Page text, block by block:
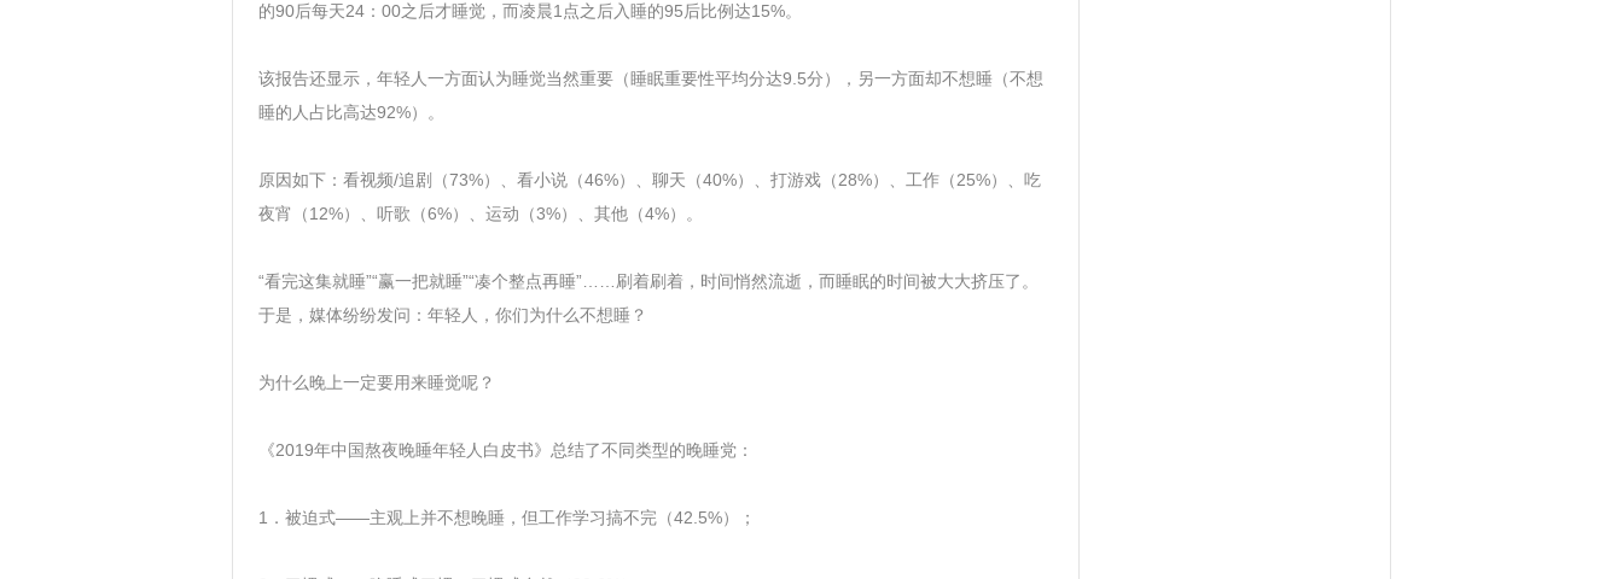
的90后每天24：00之后才睡觉，而凌晨1点之后入睡的95后比例达15%。
该报告还显示，年轻人一方面认为睡觉当然重要（睡眠重要性平均分达9.5分），另一方面却不想睡（不想
睡的人占比高达92%）。
原因如下：看视频/追剧（73%）、看小说（46%）、聊天（40%）、打游戏（28%）、工作（25%）、吃
夜宵（12%）、听歌（6%）、运动（3%）、其他（4%）。
“看完这集就睡”“赢一把就睡”“凑个整点再睡”……刷着刷着，时间悄然流逝，而睡眠的时间被大大挤压了。
于是，媒体纷纷发问：年轻人，你们为什么不想睡？
为什么晚上一定要用来睡觉呢？
《2019年中国熬夜晚睡年轻人白皮书》总结了不同类型的晚睡党：
1．被迫式——主观上并不想晚睡，但工作学习搞不完（42.5%）；